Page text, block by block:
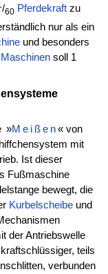
/60 Pferdekraftzu
nur als ein
und besonders
Maschinensoll 1
»Meißen« von
mit
Ist dieser
Fußmaschine
bewegt, die
Kurbelscheibeund
der Antriebswelle
teils
verbunden